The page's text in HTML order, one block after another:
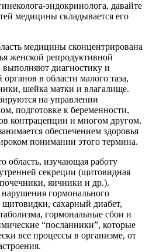
эндокринолога, давайте
медицины складывается его
медицины сконцентрирована
женской репродуктивной
выполняют диагностику и
в области малого таза,
шейка матки и влагалище.
на управлении
подготовке к беременности,
контрацепции и многом другом.
обеспечением здоровья
понимании этого термина.
область, изучающая работу
секреции (щитовидная
яичники и др.).
гормонального
щитовидки, сахарный диабет,
гормональные сбои и
“посланники”, которые
все процессы в организме, от